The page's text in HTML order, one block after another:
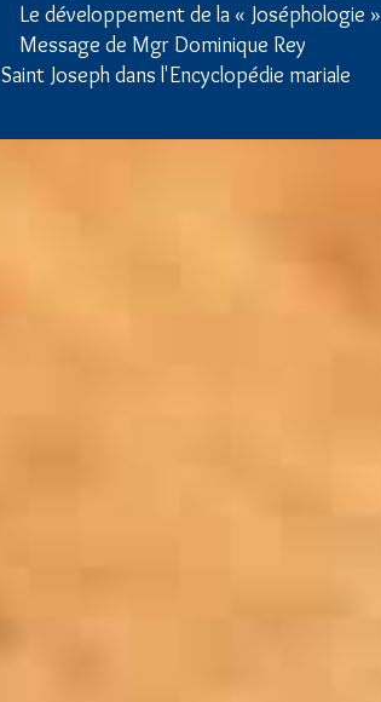
Le développement de la « Joséphologie »
Message de Mgr Dominique Rey
Saint Joseph dans l'Encyclopédie mariale